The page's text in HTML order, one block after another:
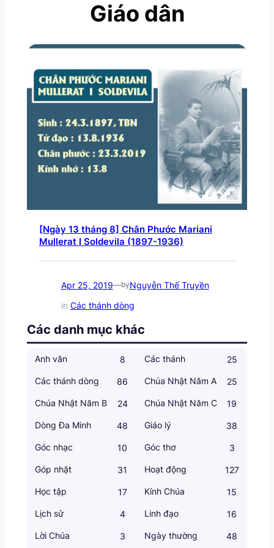
Giáo dân
[Ngày 13 tháng 8] Chân Phước Mariani
Mullerat I Soldevila (1897-1936)
Apr 25, 2019—byNguyễn Thế Truyền
in Các thánh dòng
Các danh mục khác
Anh văn 8 Các thánh 25
Các thánh dòng 86 Chúa Nhật Năm A 25
Chúa Nhật Năm B 24 Chúa Nhật Năm C 19
Dòng Đa Minh 48 Giáo lý 38
Góc nhạc 10 Góc thơ 3
Góp nhặt 31 Hoạt động 127
Học tập 17 Kính Chúa 15
Lịch sử 4 Linh đạo 16
Lời Chúa 3 Ngày thường 48